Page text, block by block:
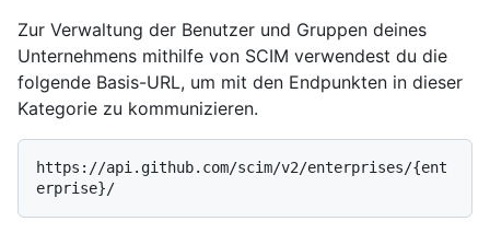
Zur Verwaltung der Benutzer und Gruppen deines
Unternehmens mithilfe von SCIM verwendest du die
folgende Basis-URL, um mit den Endpunkten in dieser
Kategorie zu kommunizieren.
https://api.github.com/scim/v2/enterprises/{ent